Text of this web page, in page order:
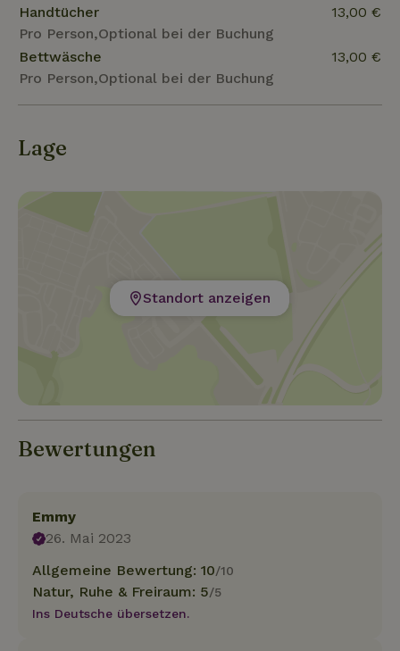
Handtücher
Pro Person,Optional bei der Buchung
13,00 €
Bettwäsche
Pro Person,Optional bei der Buchung
13,00 €
Lage
Standort anzeigen
Bewertungen
Emmy
26. Mai 2023
Allgemeine Bewertung: 10/10
Natur, Ruhe & Freiraum: 5/5
Ins Deutsche übersetzen.